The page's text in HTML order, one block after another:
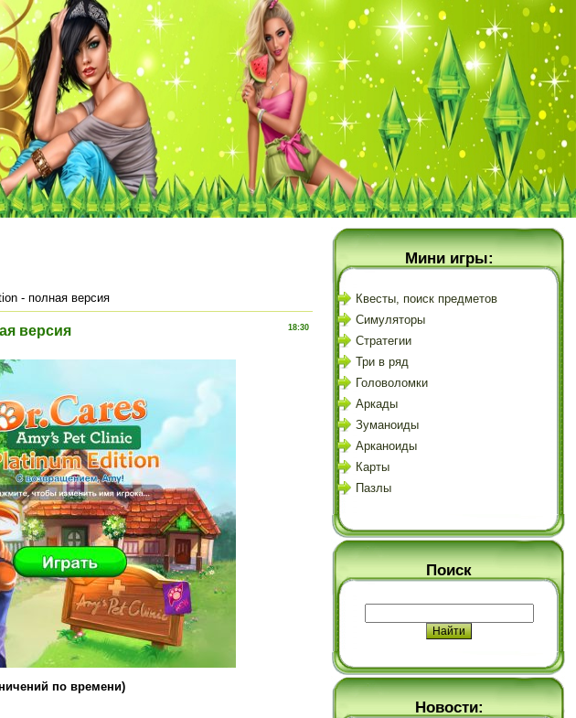
- полная версия
18:30
версия
по времени)
Мини игры:
Квесты, поиск предметов
Симуляторы
Стратегии
Три в ряд
Головоломки
Аркады
Зуманоиды
Арканоиды
Карты
Пазлы
Поиск
Новости: